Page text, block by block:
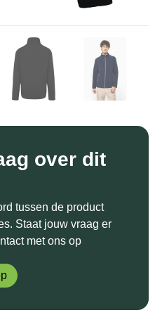
over dit
tussen de product
Staat jouw vraag er
met ons op